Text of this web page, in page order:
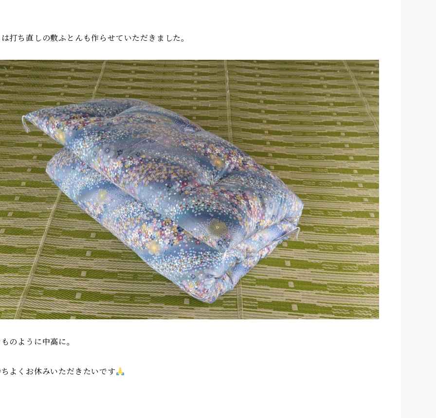
打ち直しの敷ふとんも作らせていただきました。
のように中高に。
よくお休みいただきたいです